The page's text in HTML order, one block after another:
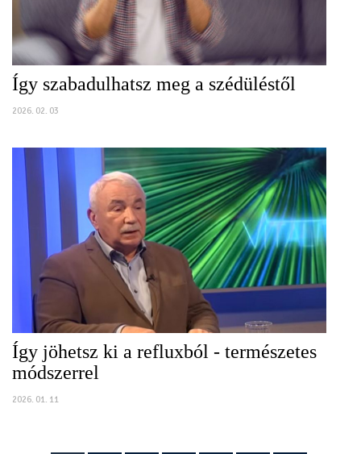
Így szabadulhatsz meg a szédüléstől
2026. 02. 03
Így jöhetsz ki a refluxból - természetes
módszerrel
2026. 01. 11